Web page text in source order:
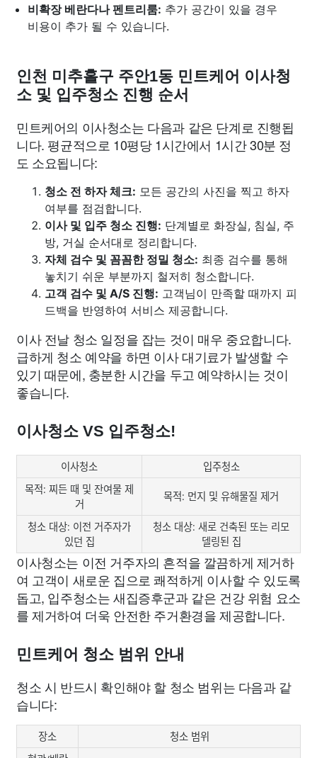
비확장 베란다나 펜트리룸: 추가 공간이 있을 경우
비용이 추가 될 수 있습니다.
인천 미추홀구 주안1동 민트케어 이사청
소 및 입주청소 진행 순서
민트케어의 이사청소는 다음과 같은 단계로 진행됩
니다. 평균적으로 10평당 1시간에서 1시간 30분 정
도 소요됩니다:
청소 전 하자 체크: 모든 공간의 사진을 찍고 하자
여부를 점검합니다.
이사 및 입주 청소 진행: 단계별로 화장실, 침실, 주
방, 거실 순서대로 정리합니다.
자체 검수 및 꼼꼼한 정밀 청소: 최종 검수를 통해
놓치기 쉬운 부분까지 철저히 청소합니다.
고객 검수 및 A/S 진행: 고객님이 만족할 때까지 피
드백을 반영하여 서비스 제공합니다.
이사 전날 청소 일정을 잡는 것이 매우 중요합니다.
급하게 청소 예약을 하면 이사 대기료가 발생할 수
있기 때문에, 충분한 시간을 두고 예약하시는 것이
좋습니다.
이사청소 VS 입주청소!
이사청소
입주청소
목적: 찌든 때 및 잔여물 제
거
목적: 먼지 및 유해물질 제거
청소 대상: 이전 거주자가
있던 집
청소 대상: 새로 건축된 또는 리모
델링된 집
이사청소는 이전 거주자의 흔적을 깔끔하게 제거하
여 고객이 새로운 집으로 쾌적하게 이사할 수 있도록
돕고, 입주청소는 새집증후군과 같은 건강 위험 요소
를 제거하여 더욱 안전한 주거환경을 제공합니다.
민트케어 청소 범위 안내
청소 시 반드시 확인해야 할 청소 범위는 다음과 같
습니다:
장소
청소 범위